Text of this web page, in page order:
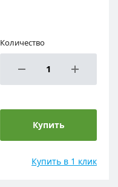
Количество
Купить
Купить в 1 клик